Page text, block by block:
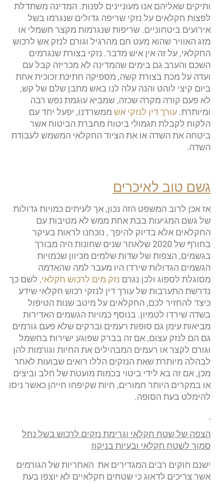
ותיקים שאליהם אנו מעוניינים לפנות. המדינה משתדלת
לפצות חקלאים על נזקי שריפה גדולים שנגרמו בשל
אירועים ביטחוניים. שריפות שנגרמות מקצר חשמלי או
מזג האוויר שהוא מעט חם מהרגיל וגורם לנזק אש לרכוש
החקלאי, על זה אין איש מדבר. נזקי בצורת שנגרמים
השכם והערב גם בימים שהמדינה לא מכריזה קבל עם
ועדה על מכת בצורת קשה, מספיקה חתיכת זכוכית אחת
ביום קיצי לוהט והנה עלה לנו באש מתבן שלם של קש,
לא פעם קורה מקרה שכזה, שמביא עוגמת נפש רבה
ומיותרת. עורך דין לנזקי אש ממשרדנו, יפעל יחד עם
הלקוח לקבלת תגמולי ביטוח מחברת הביטוח אשר
ביטחה את השדה או את הציוד החקלאי המשמש לעבודת
השדה.
גשם טוב לאיכרים
אז אכן לרוב המשפט הזה נכון, אך לעיתים כמויות גדולות
של גשם המגיעות בבת אחת ממש לא מטיבות עם
החקלאים אלא בדיוק להיפך , נוכחנו לראות בעיקר
בחורף של 2020 שלאחר שנים שחונות היה מבורך
בגשמים, הצפות של שדות שלמים מכיוון שכמויות
הגשמים הגדולות שירדו היו מעבר למה שהאדמה
מסוגלת לספוג ולכן נגרם נזק מים לרכוש חקלאי, לשם כך
נדרשת התערבות של עורך דין לנזקי רכוש חקלאי שידע
כיצד להחזיר לכם, החקלאים על מיטב שנות הטיפול
בשדה שירדו לטמיון. בנוסף כמויות הגשמים האדירות
מביאות עימן גם סופות רעמים וברקים שלא פעם גורמים
גם הם לנזק עצום, אם זה בברק שפוגע ישירות בחשמל
וגורם לקצר או רעמים המבהילים את החיות וגורמות להן
לבהלה מיותרת שאת הנזקים הללו רואים שבועות לאחר
מכן, אם זה בא לידי ביטוי בכמות מועטת של חלב וביצים
או במקרים היותר חמורים, חיות שקיפחו חייהן כאשר ניסו
להימלט בעת הסופה.
הצפה של שטח חקלאי וגרימת נזקים לרכוש בשל נחל
סמוך לשטח חקלאי ובעיות בניקוז
ישנם חוקים רבים המגדירים את האחריות של הגורמים
אשר צריכים לדאוג כי שטחים חקלאיים לא יוצפו בעת